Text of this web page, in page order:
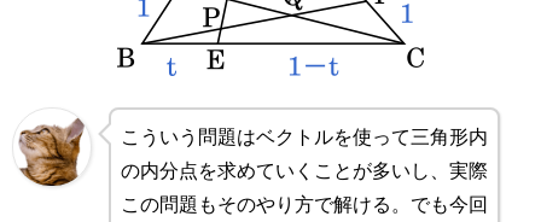
こういう問題はベクトルを使って三角形内
の内分点を求めていくことが多いし、実際
この問題もそのやり方で解ける。でも今回